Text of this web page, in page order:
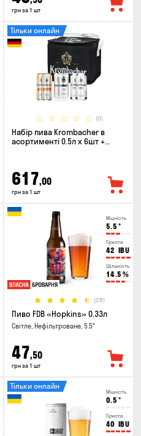
грн за 1 шт
(0)
Тільки онлайн
Набір пива Krombacher в
асортименті 0.5л х 6шт +
617,00
грн за 1 шт
Міцність
5.5 °
Гіркота
42 IBU
Щільність
14.5 %
(28)
Пиво FDB «Hopkins» 0.33л
Світле, Нефільтроване, 5.5°
47,50
грн за 1 шт
Міцність
0.5 °
Гіркота
40 IBU
Тільки онлайн